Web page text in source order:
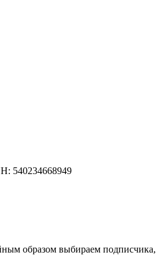
540234668949
образом выбираем